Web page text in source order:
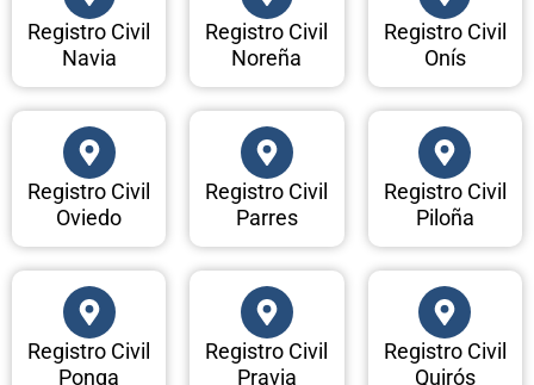
Registro Civil
Navia
Registro Civil
Noreña
Registro Civil
Onís
Registro Civil
Oviedo
Registro Civil
Parres
Registro Civil
Piloña
Registro Civil
Ponga
Registro Civil
Pravia
Registro Civil
Quirós